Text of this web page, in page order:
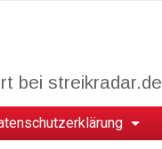
bei streikradar.de